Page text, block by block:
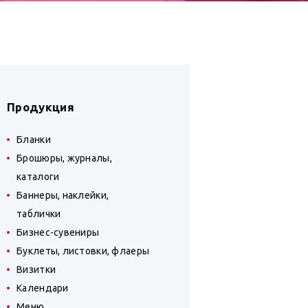
Продукция
Бланки
Брошюры, журналы,
каталоги
Баннеры, наклейки,
таблички
Бизнес-сувениры
Буклеты, листовки, флаеры
Визитки
Календари